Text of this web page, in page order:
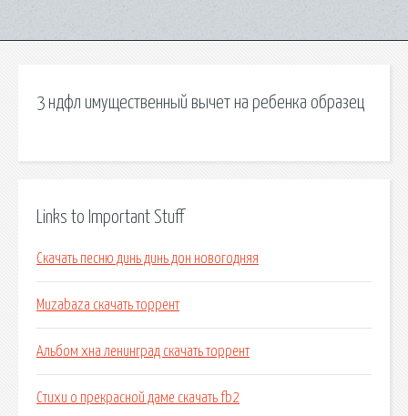
3 ндфл имущественный вычет на ребенка образец
Links to Important Stuff
Скачать песню динь динь дон новогодняя
Muzabaza скачать торрент
Альбом хна ленинград скачать торрент
Стихи о прекрасной даме скачать fb2